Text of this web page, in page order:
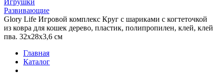
Развивающие
Glory Life Игровой комплекс Круг с шариками c когтеточкой
из ковра для кошек дерево, пластик, полипропилен, клей, клей
пва. 32х28х3,6 см
Главная
Каталог